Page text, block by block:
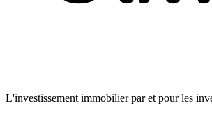
L'investissement immobilier par et pour les